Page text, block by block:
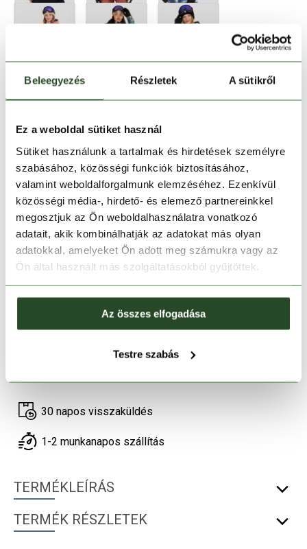
Beleegyezés Részletek A sütikről
Ez a weboldal sütiket használ
Sütiket használunk a tartalmak és hirdetések személyre
szabásához, közösségi funkciók biztosításához,
valamint weboldalforgalmunk elemzéséhez. Ezenkívül
közösségi média-, hirdető- és elemező partnereinkkel
megosztjuk az Ön weboldalhasználatra vonatkozó
adatait, akik kombinálhatják az adatokat más olyan
adatokkal, amelyeket Ön adott meg számukra vagy az
Ön által használt más szolgáltatásokból gyűjtöttek.
Az összes elfogadása
Testre szabás
TERMÉKLEÍRÁS
TERMÉK RÉSZLETEK
Méret: Mérettáblázat
XS S M L XL
Kosárba teszem
Melyik üzletben elérhető|
30 napos visszaküldés
1-2 munkanapos szállítás